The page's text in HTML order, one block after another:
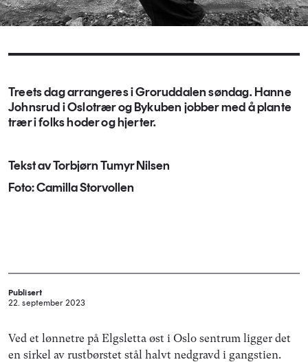
Treets dag arrangeres i Groruddalen søndag. Hanne
Johnsrud i Oslotrær og Bykuben jobber med å plante
trær i folks hoder og hjerter.
Tekst av Torbjørn Tumyr Nilsen
Foto: Camilla Storvollen
Publisert
22. september 2023
Ved et lønnetre på Elgsletta øst i Oslo sentrum ligger det
en sirkel av rustbørstet stål halvt nedgravd i gangstien.